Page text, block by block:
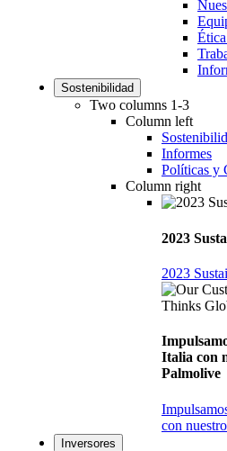
Sostenibilidad
Two columns 1-3
Column left
Informes
Políticas y
Column right
2023
2023
Italia con
Palmolive
con
Inversores